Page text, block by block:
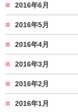
2016年6月
2016年5月
2016年4月
2016年3月
2016年2月
2016年1月